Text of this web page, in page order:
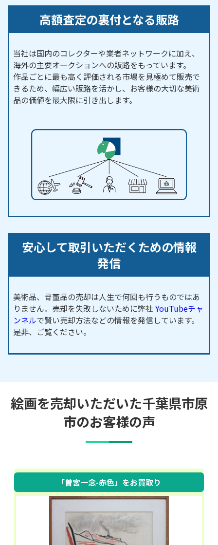
高額査定の裏付となる販路
当社は国内のコレクターや業者ネットワークに加え、
海外の主要オークションへの販路をもっています。
作品ごとに最も高く評価される市場を見極めて販売で
きるため、幅広い販路を活かし、お客様の大切な美術
品の価値を最大限に引き出します。
安心して取引いただくための情報
発信
美術品、骨董品の売却は人生で何回も行うものではあ
りません。売却を失敗しないために弊社 YouTubeチャ
ンネルで賢い売却方法などの情報を発信しています。
是非、ご覧ください。
絵画を売却いただいた千葉県市原
市のお客様の声
「曽宮一念-赤色」 をお買取り